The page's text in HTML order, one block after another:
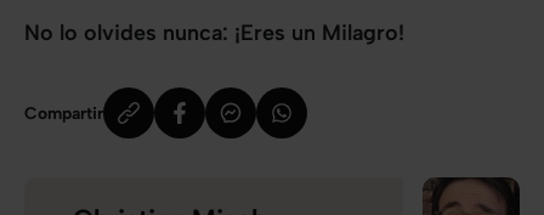
No lo olvides nunca: ¡Eres un Milagro!
Compartir